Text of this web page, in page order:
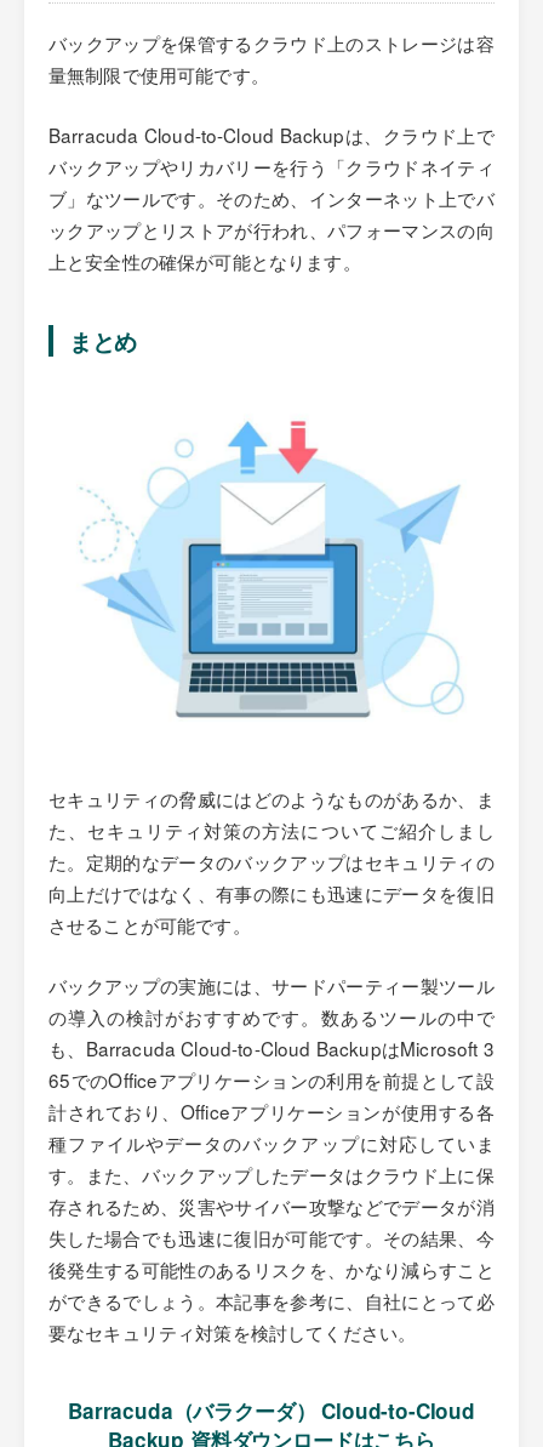
バックアップを保管するクラウド上のストレージは容
量無制限で使用可能です。
Barracuda Cloud-to-Cloud Backupは、クラウド上で
バックアップやリカバリーを行う「クラウドネイティ
ブ」なツールです。そのため、インターネット上でバ
ックアップとリストアが行われ、パフォーマンスの向
上と安全性の確保が可能となります。
まとめ
セキュリティの脅威にはどのようなものがあるか、ま
た、セキュリティ対策の方法についてご紹介しまし
た。定期的なデータのバックアップはセキュリティの
向上だけではなく、有事の際にも迅速にデータを復旧
させることが可能です。
バックアップの実施には、サードパーティー製ツール
の導入の検討がおすすめです。数あるツールの中で
も、Barracuda Cloud-to-Cloud BackupはMicrosoft 3
65でのOfficeアプリケーションの利用を前提として設
計されており、Officeアプリケーションが使用する各
種ファイルやデータのバックアップに対応していま
す。また、バックアップしたデータはクラウド上に保
存されるため、災害やサイバー攻撃などでデータが消
失した場合でも迅速に復旧が可能です。その結果、今
後発生する可能性のあるリスクを、かなり減らすこと
ができるでしょう。本記事を参考に、自社にとって必
要なセキュリティ対策を検討してください。
Barracuda（バラクーダ） Cloud-to-Cloud
Backup 資料ダウンロードはこちら